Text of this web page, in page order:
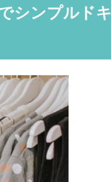
シンプルドキ